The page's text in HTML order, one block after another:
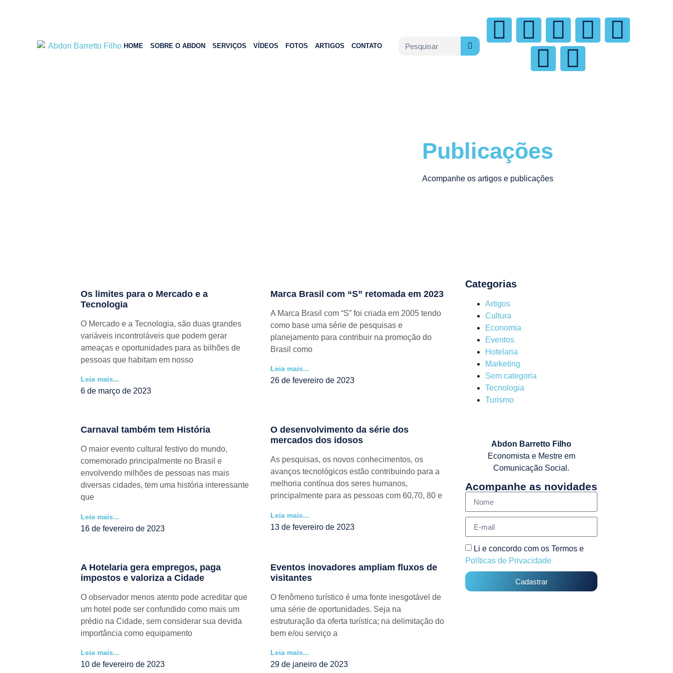
HOME SOBRE O ABDON SERVIÇOS VÍDEOS FOTOS ARTIGOS CONTATO
Publicações
Acompanhe os artigos e publicações
Os limites para o Mercado e a
Tecnologia
O Mercado e a Tecnologia, são duas grandes
variáveis incontroláveis que podem gerar
ameaças e oportunidades para as bilhões de
pessoas que habitam em nosso
Leia mais...
6 de março de 2023
Marca Brasil com “S” retomada em 2023
A Marca Brasil com “S” foi criada em 2005 tendo
como base uma série de pesquisas e
planejamento para contribuir na promoção do
Brasil como
Leia mais...
26 de fevereiro de 2023
Carnaval também tem História
O maior evento cultural festivo do mundo,
comemorado principalmente no Brasil e
envolvendo milhões de pessoas nas mais
diversas cidades, tem uma história interessante
que
Leia mais...
16 de fevereiro de 2023
O desenvolvimento da série dos
mercados dos idosos
As pesquisas, os novos conhecimentos, os
avanços tecnológicos estão contribuindo para a
melhoria contínua dos seres humanos,
principalmente para as pessoas com 60,70, 80 e
Leia mais...
13 de fevereiro de 2023
A Hotelaria gera empregos, paga
impostos e valoriza a Cidade
O observador menos atento pode acreditar que
um hotel pode ser confundido como mais um
prédio na Cidade, sem considerar sua devida
importância como equipamento
Leia mais...
10 de fevereiro de 2023
Eventos inovadores ampliam fluxos de
visitantes
O fenômeno turístico é uma fonte inesgotável de
uma série de oportunidades. Seja na
estruturação da oferta turística; na delimitação do
bem e/ou serviço a
Leia mais...
29 de janeiro de 2023
Categorias
Artigos
Cultura
Economia
Eventos
Hotelaria
Marketing
Sem categoria
Tecnologia
Turismo
Abdon Barretto Filho
Economista e Mestre em
Comunicação Social.
Acompanhe as novidades
Li e concordo com os Termos e
Políticas de Privacidade
Cadastrar